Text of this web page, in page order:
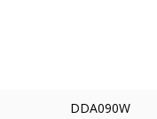
DDA090W